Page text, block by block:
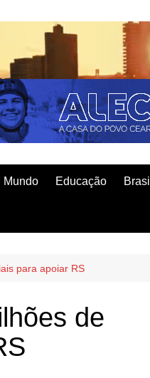
Mundo Educação Brasil
para apoiar RS
de